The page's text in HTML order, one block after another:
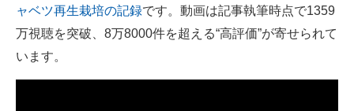
進化するPCとデバイスの未来
好きが集まる 比べて選べる
ャベツ再生栽培の記録です。動画は記事執筆時点で1359
万視聴を突破、8万8000件を超える“高評価”が寄せられて
います。